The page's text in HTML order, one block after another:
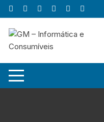
Skip
to
content